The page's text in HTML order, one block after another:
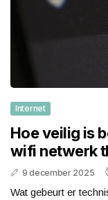
Internet
Hoe veilig is
wifi netwerk
9 december 2025
Wat gebeurt er